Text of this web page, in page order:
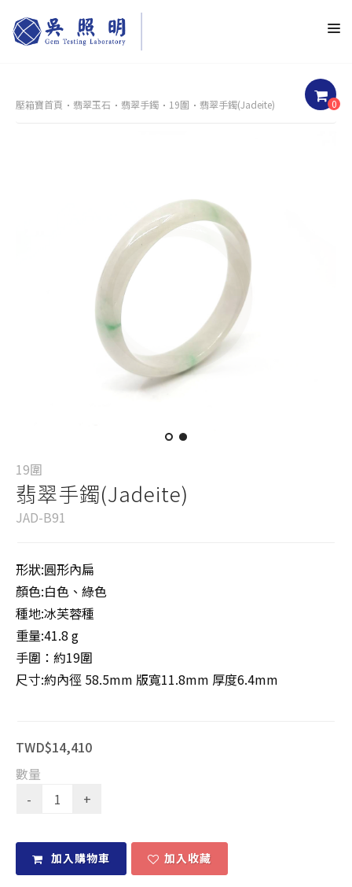
0
壓箱寶首頁 翡翠玉石 翡翠手鐲 19圍 翡翠手鐲(Jadeite)
19圍
翡翠手鐲(Jadeite)
JAD-B91
形狀:圓形內扁
顏色:白色、綠色
種地:冰芙蓉種
重量:41.8 g
手圍：約19圍
尺寸:約內徑 58.5mm 版寬11.8mm 厚度6.4mm
TWD$14,410
數量
加入購物車 加入收藏